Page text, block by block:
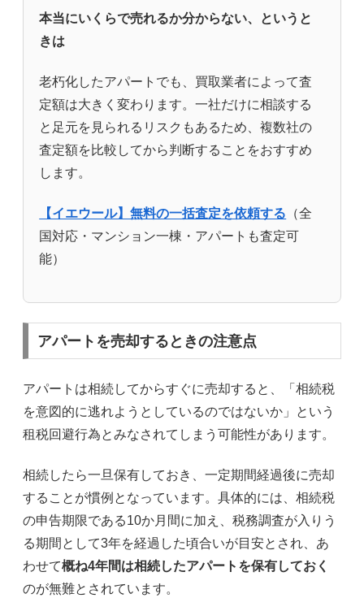
本当にいくらで売れるか分からない、というと
きは
老朽化したアパートでも、買取業者によって査
定額は大きく変わります。一社だけに相談する
と足元を見られるリスクもあるため、複数社の
査定額を比較してから判断することをおすすめ
します。
【イエウール】無料の一括査定を依頼する （全
国対応・マンション一棟・アパートも査定可
能）
アパートを売却するときの注意点
アパートは相続してからすぐに売却すると、「相続税
を意図的に逃れようとしているのではないか」という
租税回避行為とみなされてしまう可能性があります。
相続したら一旦保有しておき、一定期間経過後に売却
することが慣例となっています。具体的には、相続税
の申告期限である10か月間に加え、税務調査が入りう
る期間として3年を経過した頃合いが目安とされ、あ
わせて概ね4年間は相続したアパートを保有しておく
のが無難とされています。